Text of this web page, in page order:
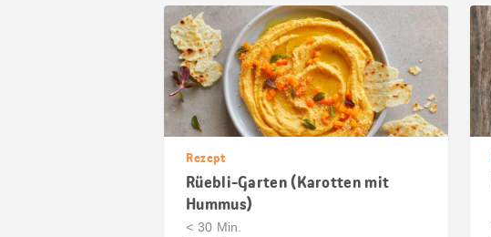
Rezept
Rüebli-Garten (Karotten mit
Hummus)
< 30 Min.